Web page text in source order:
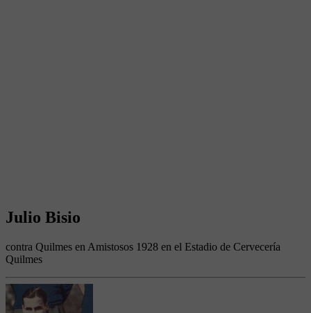
Julio Bisio
contra Quilmes en Amistosos 1928 en el Estadio de Cervecería
Quilmes